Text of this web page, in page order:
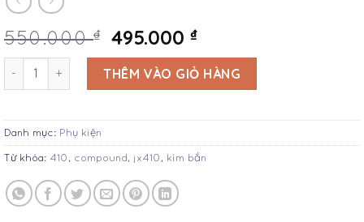
550.000₫ 495.000₫
Kìm dây JX410 số lượngTHÊM VÀO GIỎ HÀNG
Danh mục: Phụ kiện
Từ khóa: 410 , compound, jx410 , kìm bắn